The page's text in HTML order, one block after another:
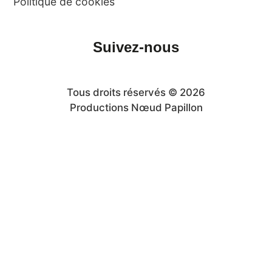
Suivez-nous
Tous droits réservés © 2026
Productions Nœud Papillon